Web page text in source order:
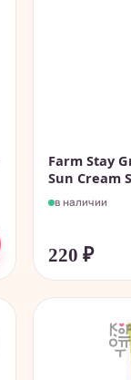
Farm Stay
Sun Cream
в наличии
220 ₽